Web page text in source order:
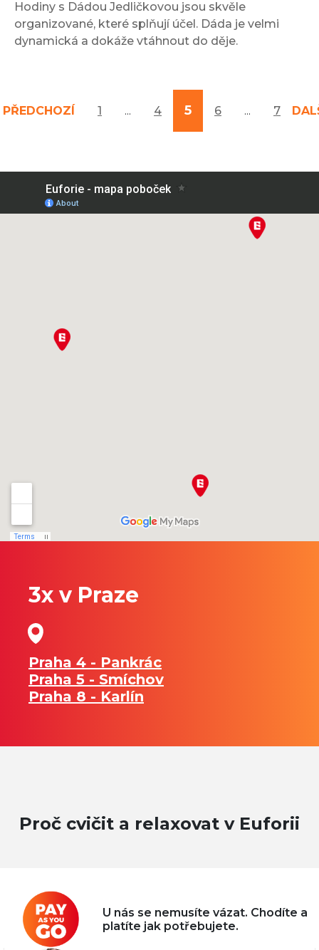
Hodiny s Dádou Jedličkovou jsou skvěle
organizované, které splňují účel. Dáda je velmi
dynamická a dokáže vtáhnout do děje.
PŘEDCHOZÍ 1 ... 4 5 6 ... 7
3x v Praze
Praha 4 - Pankrác
Praha 5 - Smíchov
Praha 8 - Karlín
Proč cvičit a relaxovat v Euforii
U nás se nemusíte vázat. Chodíte a
platíte jak potřebujete.